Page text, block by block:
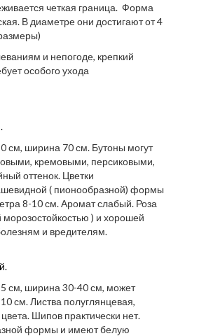
четкая граница. Форма
В диаметре они достигают от 4
и непогоде, крепкий
особого ухода
см, ширина 70 см. Бутоны могут
кремовыми, персиковыми,
оттенок. Цветки
( пионообразной) формы
8-10 см. Аромат слабый. Роза
морозостойкостью ) и хорошей
и вредителям.
см, ширина 30-40 см, может
см. Листва полуглянцевая,
Шипов практически нет.
формы и имеют белую